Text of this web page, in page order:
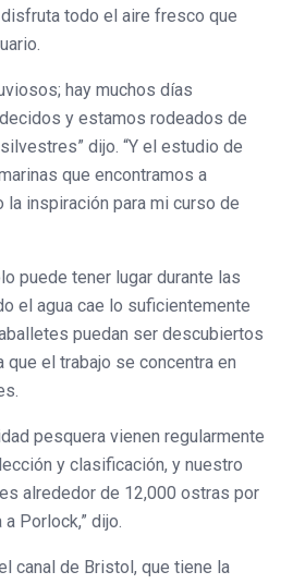
todo el aire fresco que
hay muchos días
y estamos rodeados de
dijo. “Y el estudio de
que encontramos a
inspiración para mi curso de
puede tener lugar durante las
el agua cae lo suficientemente
puedan ser descubiertos
el trabajo se concentra en
pesquera vienen regularmente
y clasificación, y nuestro
alrededor de 12,000 ostras por
Porlock,” dijo.
canal de Bristol, que tiene la